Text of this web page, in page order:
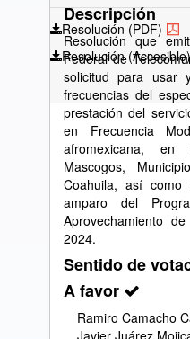
Resolución (PDF)
Resolución (Accesible)
Descripción
Resolución que
Federal de
solicitud para usar
frecuencias del
prestación del
en Frecuencia
afromexicana, en
Mascogos,
Coahuila, así
amparo del
Aprovechamiento
2024.
Sentido de
A favor
Ramiro Camacho
Javier Juárez